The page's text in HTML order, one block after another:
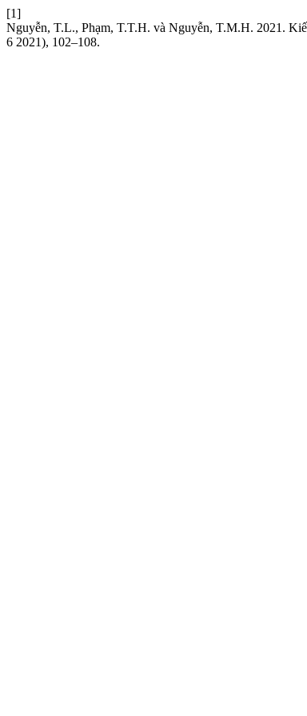
[1]
Nguyễn, T.L., Phạm, T.T.H. và Nguyễn, T.M.H. 2021.
6 2021), 102–108.